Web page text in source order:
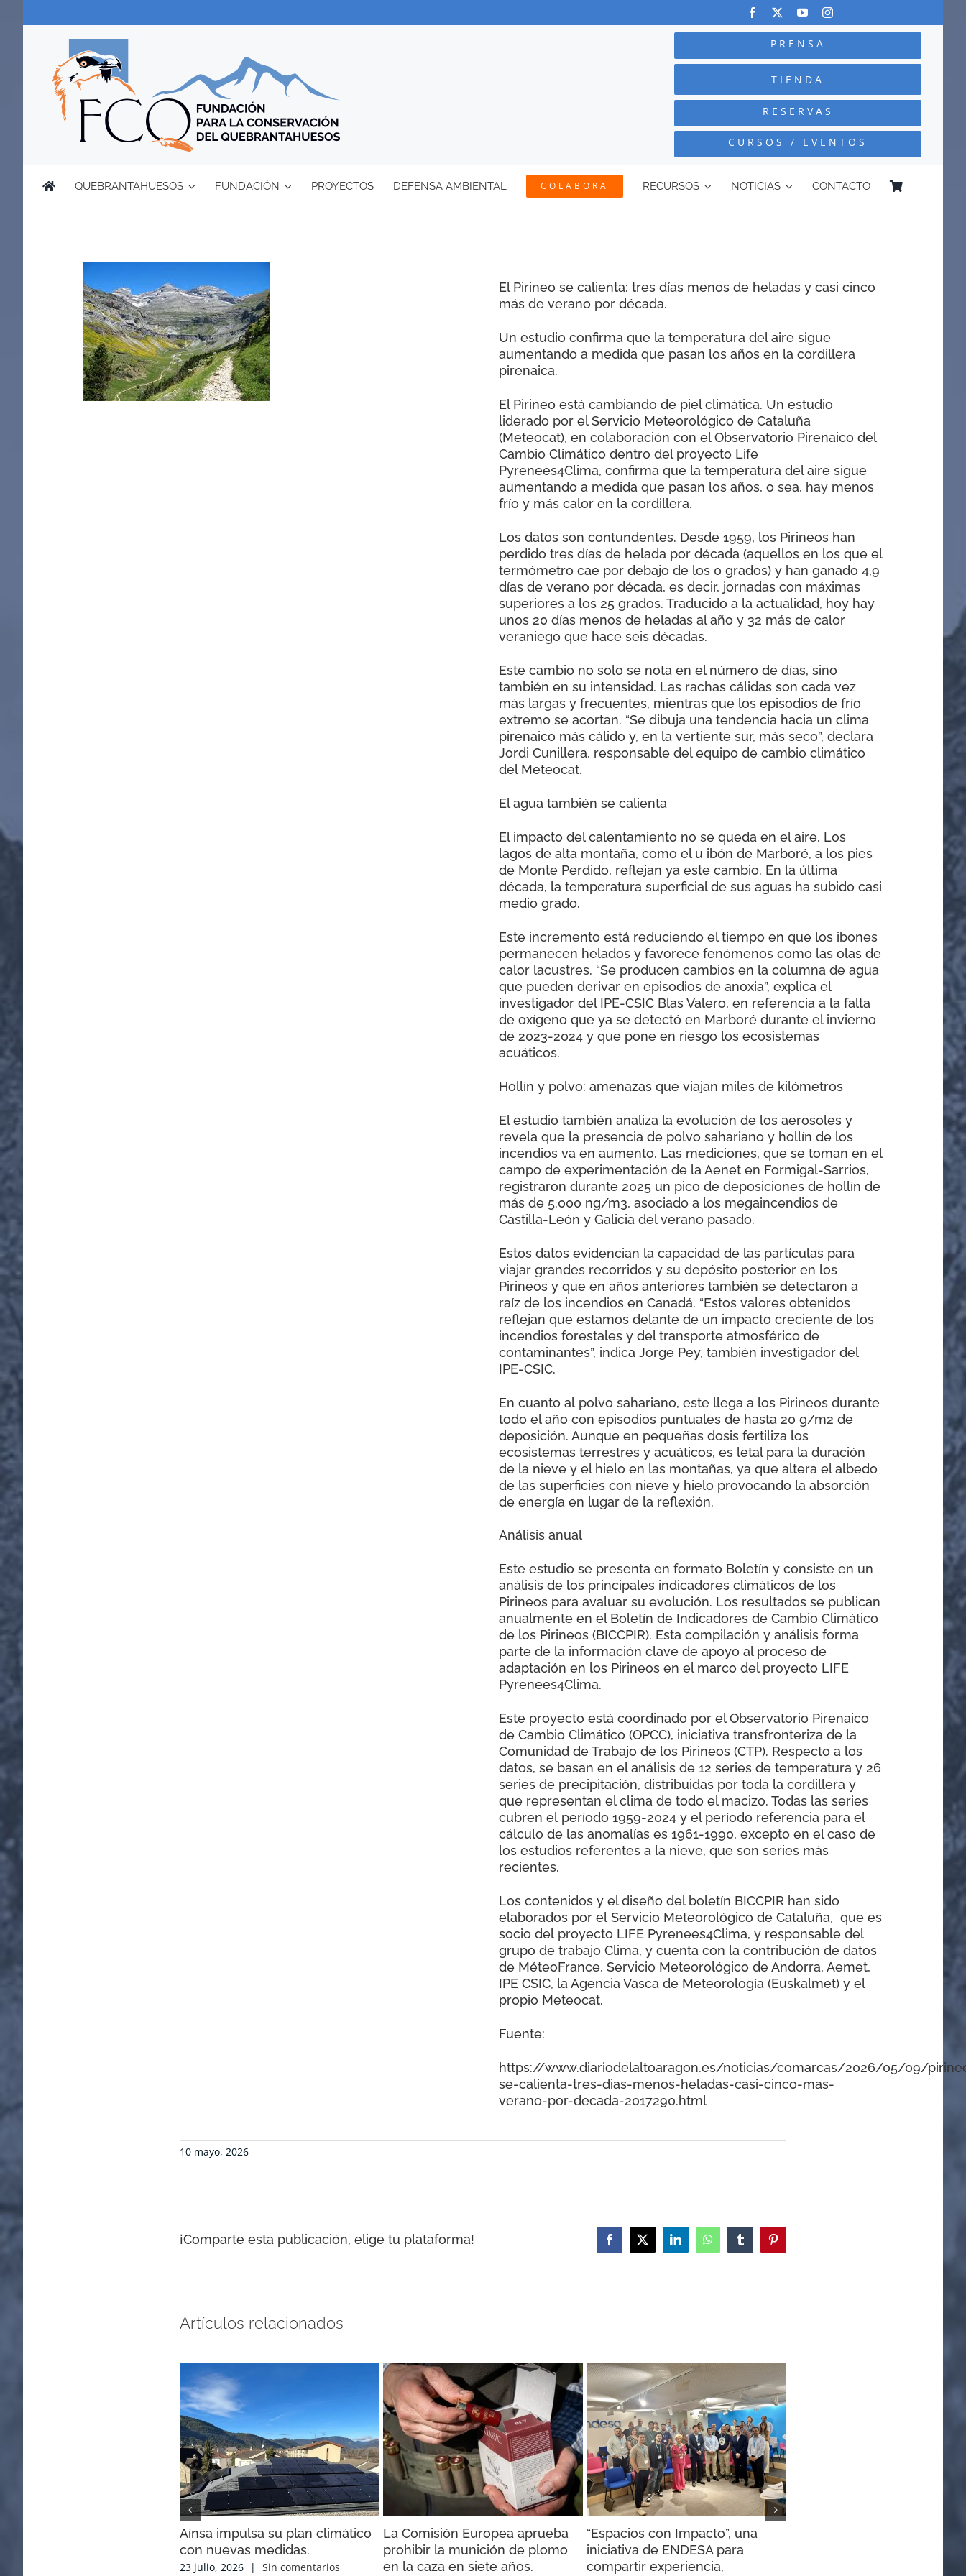
PRENSA
TIENDA
RESERVAS
CURSOS / EVENTOS
QUEBRANTAHUESOS FUNDACIÓN PROYECTOS DEFENSA AMBIENTAL COLABORA RECURSOS NOTICIAS CONTACTO
El Pirineo se calienta: tres días menos de heladas y casi cinco
más de verano por década.
Un estudio confirma que la temperatura del aire sigue
aumentando a medida que pasan los años en la cordillera
pirenaica.
El Pirineo está cambiando de piel climática. Un estudio
liderado por el Servicio Meteorológico de Cataluña
(Meteocat), en colaboración con el Observatorio Pirenaico del
Cambio Climático dentro del proyecto Life
Pyrenees4Clima, confirma que la temperatura del aire sigue
aumentando a medida que pasan los años, o sea, hay menos
frío y más calor en la cordillera.
Los datos son contundentes. Desde 1959, los Pirineos han
perdido tres días de helada por década (aquellos en los que el
termómetro cae por debajo de los 0 grados) y han ganado 4,9
días de verano por década, es decir, jornadas con máximas
superiores a los 25 grados. Traducido a la actualidad, hoy hay
unos 20 días menos de heladas al año y 32 más de calor
veraniego que hace seis décadas.
Este cambio no solo se nota en el número de días, sino
también en su intensidad. Las rachas cálidas son cada vez
más largas y frecuentes, mientras que los episodios de frío
extremo se acortan. “Se dibuja una tendencia hacia un clima
pirenaico más cálido y, en la vertiente sur, más seco”, declara
Jordi Cunillera, responsable del equipo de cambio climático
del Meteocat.
El agua también se calienta
El impacto del calentamiento no se queda en el aire. Los
lagos de alta montaña, como el u ibón de Marboré, a los pies
de Monte Perdido, reflejan ya este cambio. En la última
década, la temperatura superficial de sus aguas ha subido casi
medio grado.
Este incremento está reduciendo el tiempo en que los ibones
permanecen helados y favorece fenómenos como las olas de
calor lacustres. “Se producen cambios en la columna de agua
que pueden derivar en episodios de anoxia”, explica el
investigador del IPE-CSIC Blas Valero, en referencia a la falta
de oxígeno que ya se detectó en Marboré durante el invierno
de 2023-2024 y que pone en riesgo los ecosistemas
acuáticos.
Hollín y polvo: amenazas que viajan miles de kilómetros
El estudio también analiza la evolución de los aerosoles y
revela que la presencia de polvo sahariano y hollín de los
incendios va en aumento. Las mediciones, que se toman en el
campo de experimentación de la Aenet en Formigal-Sarrios,
registraron durante 2025 un pico de deposiciones de hollín de
más de 5.000 ng/m3, asociado a los megaincendios de
Castilla-León y Galicia del verano pasado.
Estos datos evidencian la capacidad de las partículas para
viajar grandes recorridos y su depósito posterior en los
Pirineos y que en años anteriores también se detectaron a
raíz de los incendios en Canadá. “Estos valores obtenidos
reflejan que estamos delante de un impacto creciente de los
incendios forestales y del transporte atmosférico de
contaminantes”, indica Jorge Pey, también investigador del
IPE-CSIC.
En cuanto al polvo sahariano, este llega a los Pirineos durante
todo el año con episodios puntuales de hasta 20 g/m2 de
deposición. Aunque en pequeñas dosis fertiliza los
ecosistemas terrestres y acuáticos, es letal para la duración
de la nieve y el hielo en las montañas, ya que altera el albedo
de las superficies con nieve y hielo provocando la absorción
de energía en lugar de la reflexión.
Análisis anual
Este estudio se presenta en formato Boletín y consiste en un
análisis de los principales indicadores climáticos de los
Pirineos para avaluar su evolución. Los resultados se publican
anualmente en el Boletín de Indicadores de Cambio Climático
de los Pirineos (BICCPIR). Esta compilación y análisis forma
parte de la información clave de apoyo al proceso de
adaptación en los Pirineos en el marco del proyecto LIFE
Pyrenees4Clima.
Este proyecto está coordinado por el Observatorio Pirenaico
de Cambio Climático (OPCC), iniciativa transfronteriza de la
Comunidad de Trabajo de los Pirineos (CTP). Respecto a los
datos, se basan en el análisis de 12 series de temperatura y 26
series de precipitación, distribuidas por toda la cordillera y
que representan el clima de todo el macizo. Todas las series
cubren el período 1959-2024 y el período referencia para el
cálculo de las anomalías es 1961-1990, excepto en el caso de
los estudios referentes a la nieve, que son series más
recientes.
Los contenidos y el diseño del boletín BICCPIR han sido
elaborados por el Servicio Meteorológico de Cataluña, que es
socio del proyecto LIFE Pyrenees4Clima, y responsable del
grupo de trabajo Clima, y cuenta con la contribución de datos
de MéteoFrance, Servicio Meteorológico de Andorra, Aemet,
IPE CSIC, la Agencia Vasca de Meteorología (Euskalmet) y el
propio Meteocat.
Fuente:
https://www.diariodelaltoaragon.es/noticias/comarcas/2026/05/09/
se-calienta-tres-dias-menos-heladas-casi-cinco-mas-
verano-por-decada-2017290.html
10 mayo, 2026
¡Comparte esta publicación, elige tu plataforma! Facebook
X LinkedInWhatsAppTumblrPinterest
Artículos relacionados
Aínsa impulsa su plan climático
con nuevas medidas.
23 julio, 2026 | Sin comentarios
La Comisión Europea aprueba
prohibir la munición de plomo
en la caza en siete años.
“Espacios con Impacto”, una
iniciativa de ENDESA para
compartir experiencia,